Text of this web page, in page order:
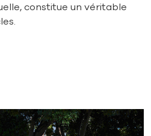
constitue un véritable